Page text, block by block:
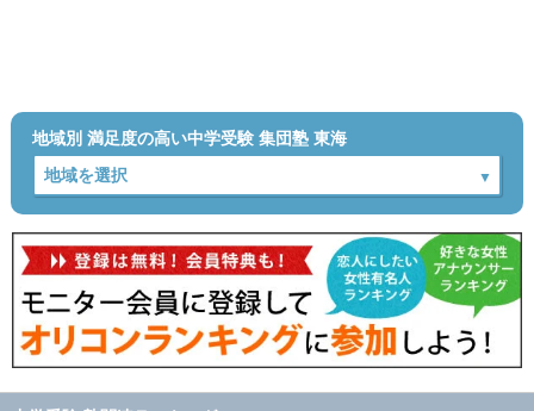
地域別 満足度の高い中学受験 集団塾 東海